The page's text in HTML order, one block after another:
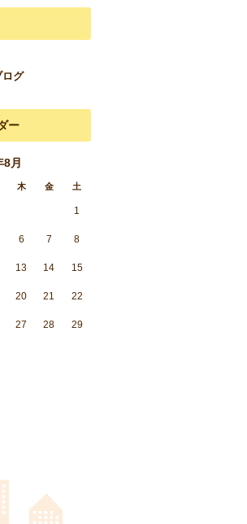
ログ
ー
月
木 金 土
1
6 7 8
13 14 15
20 21 22
27 28 29